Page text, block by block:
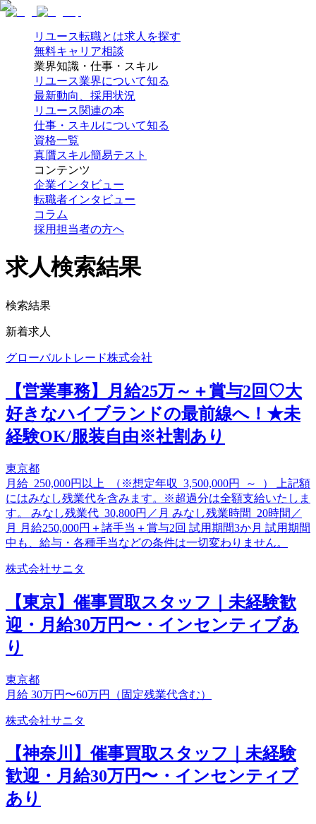
リユース転職とは求人を探す
無料キャリア相談
業界知識・仕事・スキル
リユース業界について知る
最新動向、採用状況
リユース関連の本
仕事・スキルについて知る
資格一覧
真贋スキル簡易テスト
コンテンツ
企業インタビュー
転職者インタビュー
コラム
採用担当者の方へ
求人検索結果
検索結果
新着求人
グローバルトレード株式会社
【営業事務】月給25万～＋賞与2回♡大
好きなハイブランドの最前線へ！★未
経験OK/服装自由※社割あり
東京都
月給 250,000円以上 （※想定年収 3,500,000円 ～ ） 上記額
にはみなし残業代を含みます。※超過分は全額支給いたしま
す。 みなし残業代 30,800円／月 みなし残業時間 20時間／
月 月給250,000円＋諸手当＋賞与2回 試用期間3か月 試用期間
中も、給与・各種手当などの条件は一切変わりません。
株式会社サニタ
【東京】催事買取スタッフ｜未経験歓
迎・月給30万円〜・インセンティブあ
り
東京都
月給 30万円〜60万円（固定残業代含む）
株式会社サニタ
【神奈川】催事買取スタッフ｜未経験
歓迎・月給30万円〜・インセンティブ
あり